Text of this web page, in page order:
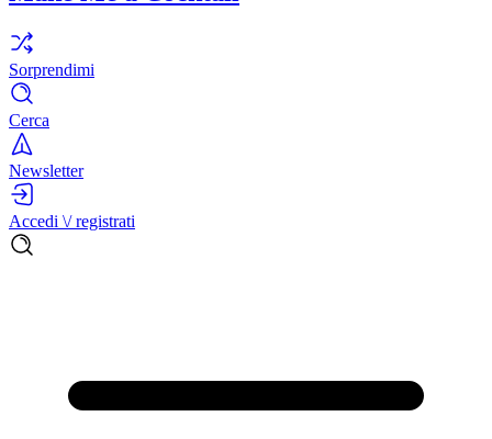
Sorprendimi
Cerca
Newsletter
Accedi \/ registrati